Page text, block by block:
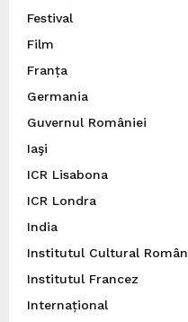
Festival
Film
Franța
Germania
Guvernul României
Iaşi
ICR Lisabona
ICR Londra
India
Institutul Cultural Român
Institutul Francez
Internațional